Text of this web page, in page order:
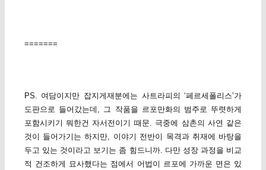
=======
PS. 여담이지만 잡지게재분에는 사트라피의 ‘페르세폴리스’가
도판으로 들어갔는데, 그 작품을 르포만화의 범주로 뚜렷하게
포함시키기 뭐한건 자서전이기 때문. 극중에 삼촌의 사연 같은
것이 들어가기는 하지만, 이야기 전반이 목격과 취재에 바탕을
두고 있는 것이라고 보기는 좀 힘드니까. 다만 성장 과정을 비교
적 건조하게 묘사했다는 점에서 어법이 르포에 가까운 면은 있